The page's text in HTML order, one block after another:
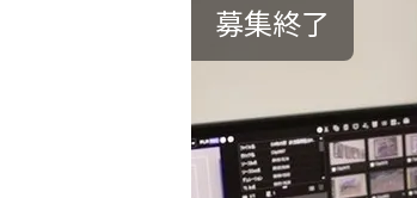
募集終了